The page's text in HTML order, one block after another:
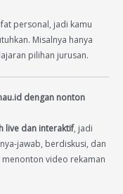
personal, jadi kamu
Misalnya hanya
pilihan jurusan.
dengan nonton
live dan interaktif, jadi
jawab, berdiskusi, dan
video rekaman